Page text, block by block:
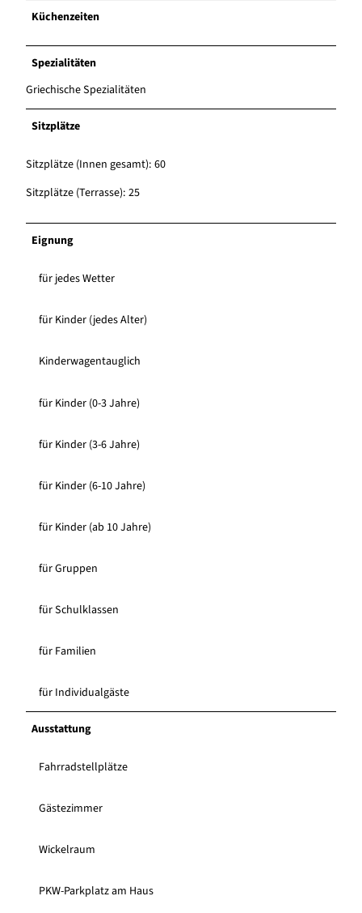
Küchenzeiten
Spezialitäten
Griechische Spezialitäten
Sitzplätze
Sitzplätze (Innen gesamt): 60
Sitzplätze (Terrasse): 25
Eignung
für jedes Wetter
für Kinder (jedes Alter)
Kinderwagentauglich
für Kinder (0-3 Jahre)
für Kinder (3-6 Jahre)
für Kinder (6-10 Jahre)
für Kinder (ab 10 Jahre)
für Gruppen
für Schulklassen
für Familien
für Individualgäste
Ausstattung
Fahrradstellplätze
Gästezimmer
Wickelraum
PKW-Parkplatz am Haus